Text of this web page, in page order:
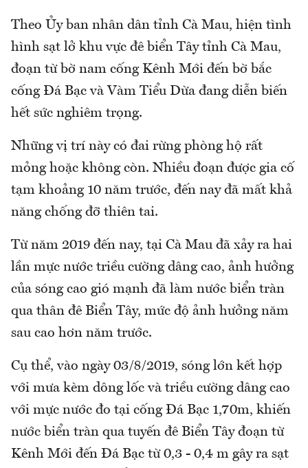
Theo Ủy ban nhân dân tỉnh Cà Mau, hiện tình
hình sạt lở khu vực đê biển Tây tỉnh Cà Mau,
đoạn từ bờ nam cống Kênh Mới đến bờ bắc
cống Đá Bạc và Vàm Tiểu Dừa đang diễn biến
hết sức nghiêm trọng.
Những vị trí này có đai rừng phòng hộ rất
mỏng hoặc không còn. Nhiều đoạn được gia cố
tạm khoảng 10 năm trước, đến nay đã mất khả
năng chống đỡ thiên tai.
Từ năm 2019 đến nay, tại Cà Mau đã xảy ra hai
lần mực nước triều cường dâng cao, ảnh hưởng
của sóng cao gió mạnh đã làm nước biển tràn
qua thân đê Biển Tây, mức độ ảnh hưởng năm
sau cao hơn năm trước.
Cụ thể, vào ngày 03/8/2019, sóng lớn kết hợp
với mưa kèm dông lốc và triều cường dâng cao
với mực nước đo tại cống Đá Bạc 1,70m, khiến
nước biển tràn qua tuyến đê Biển Tây đoạn từ
Kênh Mới đến Đá Bạc từ 0,3 - 0,4 m gây ra sạt